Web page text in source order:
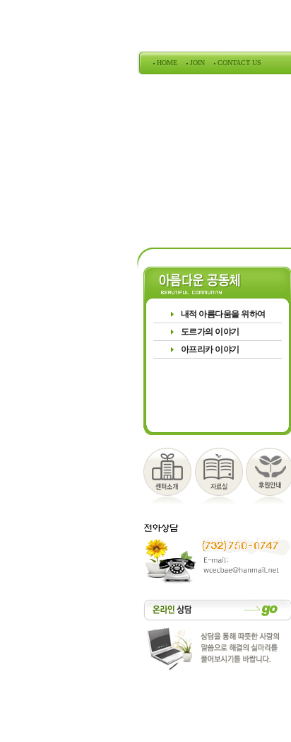
HOME JOIN CONTACT US
내적 아름다움을 위하여
도르가의 이야기
아프리카 이야기